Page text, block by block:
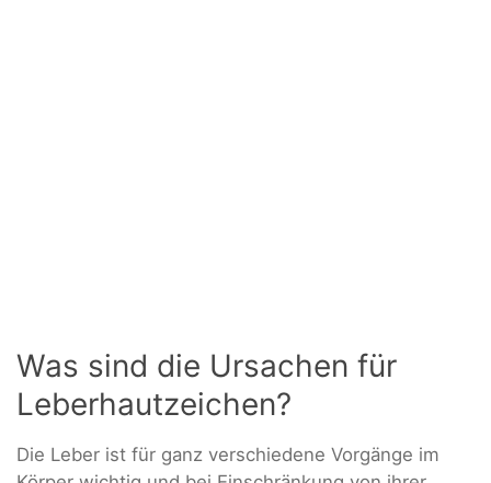
Was sind die Ursachen für
Leberhautzeichen?
Die Leber ist für ganz verschiedene Vorgänge im